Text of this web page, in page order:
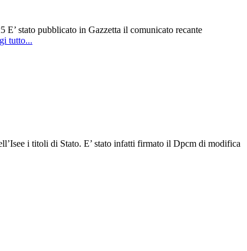
stato pubblicato in Gazzetta il comunicato recante
tutto...
i titoli di Stato. E’ stato infatti firmato il Dpcm di modifica